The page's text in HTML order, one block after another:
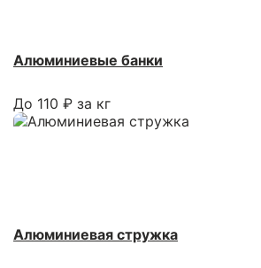
Алюминиевые банки
До 110 ₽ за кг
Алюминиевая стружка